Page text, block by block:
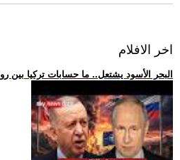
اخر الافلام
.. البحر الأسود يشتعل.. ما حسابات تركيا بين